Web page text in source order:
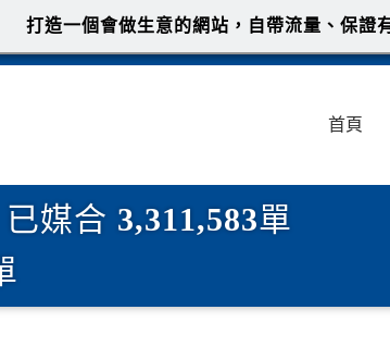
首頁
媒合 3,311,583單
打造一個會做生意的網站，自帶流量、保證